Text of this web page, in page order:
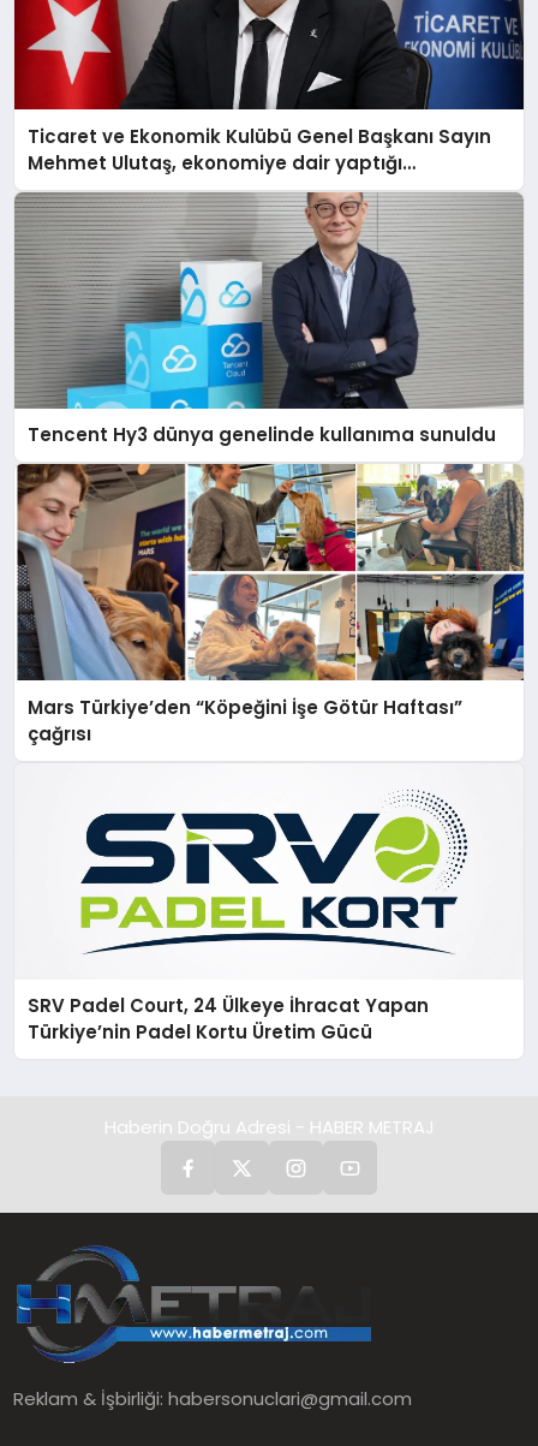
Ticaret ve Ekonomik Kulübü Genel Başkanı Sayın
Mehmet Ulutaş, ekonomiye dair yaptığı
açıklamada şunları kaydetti:
Tencent Hy3 dünya genelinde kullanıma sunuldu
Mars Türkiye’den “Köpeğini İşe Götür Haftası”
çağrısı
SRV Padel Court, 24 Ülkeye İhracat Yapan
Türkiye’nin Padel Kortu Üretim Gücü
Haberin Doğru Adresi - HABER METRAJ
Reklam & İşbirliği:habersonuclari@gmail.com